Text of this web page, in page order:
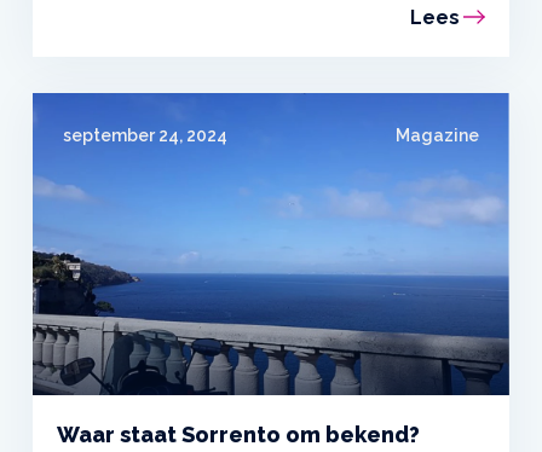
Lees
september 24, 2024 Magazine
Waar staat Sorrento om bekend?